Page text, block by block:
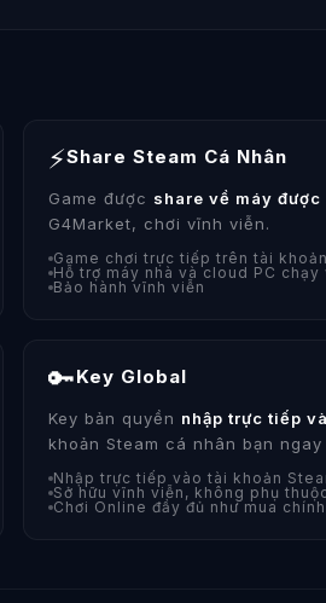
⚡Share Steam Cá Nhân
Game được share về máy
G4Market, chơi vĩnh viễn.
Game chơi trực tiếp trên tài
Hỗ trợ máy nhà và cloud PC chạy
Bảo hành vĩnh viễn
🔑Key Global
Key bản quyền nhập trực tiếp
khoản Steam cá nhân bạn ngay
Nhập trực tiếp vào tài khoản
Sở hữu vĩnh viễn, không phụ
Chơi Online đầy đủ như mua